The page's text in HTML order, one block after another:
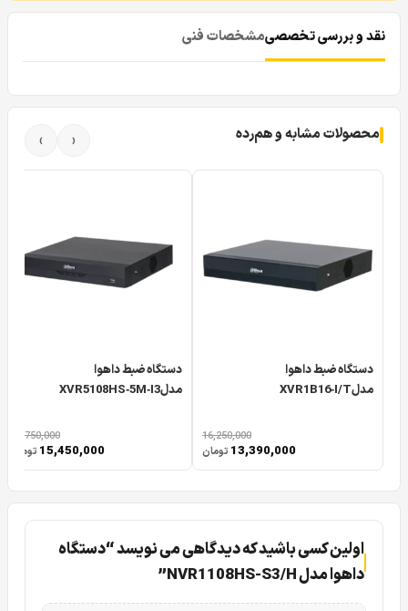
نقد و بررسی تخصصیمشخصات فنی
محصولات مشابه و هم‌رده ‹
›
دستگاه ضبط داهوا
مدلXVR1B16‑I/T
16,250,000
13,390,000 تومان
دستگاه ضبط داهوا
مدلXVR5108HS‑5M‑I3
18,750,000
15,450,000 تومان
اولین کسی باشید که دیدگاهی می نویسد “دستگاه
داهوا مدل NVR1108HS-S3/H”